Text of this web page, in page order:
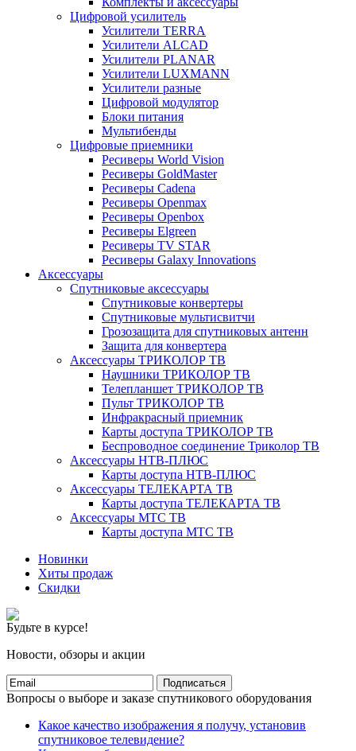
Цифровой усилитель
Усилители TERRA
Усилители ALCAD
Усилители PLANAR
Усилители LUXMANN
Усилители разные
Цифровой модулятор
Блоки питания
Мультибенды
Цифровые приемники
Ресиверы World Vision
Ресиверы GoldMaster
Ресиверы Cadena
Ресиверы Openmax
Ресиверы Openbox
Ресиверы Elgreen
Ресиверы TV STAR
Ресиверы Galaxy Innovations
Аксессуары
Спутниковые аксессуары
Спутниковые конвертеры
Спутниковые мультисвитчи
Грозозащита для спутниковых антенн
Защита для конвертера
Аксессуары ТРИКОЛОР ТВ
Наушники ТРИКОЛОР ТВ
Телепланшет ТРИКОЛОР ТВ
Пульт ТРИКОЛОР ТВ
Инфракрасный приемник
Карты доступа ТРИКОЛОР ТВ
Беспроводное соединение Триколор ТВ
Аксессуары НТВ-ПЛЮС
Карты доступа НТВ-ПЛЮС
Аксессуары ТЕЛЕКАРТА ТВ
Карты доступа ТЕЛЕКАРТА ТВ
Аксессуары МТС ТВ
Карты доступа МТС ТВ
Новинки
Хиты продаж
Скидки
Будьте в курсе!
Новости, обзоры и акции
Подписаться
Вопросы о выборе и заказе спутникового оборудования
Какое качество изображения я получу, установив
спутниковое телевидение?